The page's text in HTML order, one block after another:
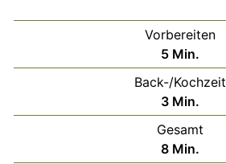
Vorbereiten
5Minuten
Min.
Back-/Kochzeit
3Minuten
Min.
Gesamt
8Minuten
Min.